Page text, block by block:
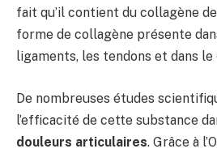
fait qu’il contient du collagène de
forme de collagène présente
ligaments, les tendons et dans
De nombreuses études
l’efficacité de cette substance
douleurs articulaires. Grâce à